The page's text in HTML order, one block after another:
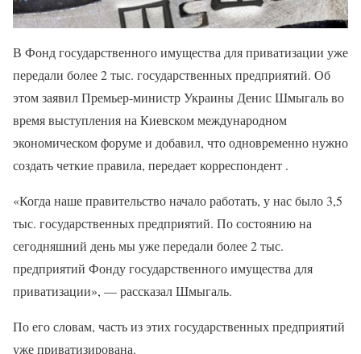
В Фонд государственного имущества для приватизации уже
передали более 2 тыс. государственных предприятий. Об
этом заявил Премьер-министр Украины Денис Шмыгаль во
время выступления на Киевском международном
экономическом форуме и добавил, что одновременно нужно
создать четкие правила, передает корреспондент .
«Когда наше правительство начало работать, у нас было 3,5
тыс. государственных предприятий. По состоянию на
сегодняшний день мы уже передали более 2 тыс.
предприятий Фонду государственного имущества для
приватизации», — рассказал Шмыгаль.
По его словам, часть из этих государственных предприятий
уже приватизирована.